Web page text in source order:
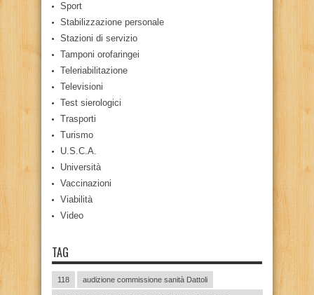
Sport
Stabilizzazione personale
Stazioni di servizio
Tamponi orofaringei
Teleriabilitazione
Televisioni
Test sierologici
Trasporti
Turismo
U.S.C.A.
Università
Vaccinazioni
Viabilità
Video
TAG
118 audizione commissione sanità Dattoli